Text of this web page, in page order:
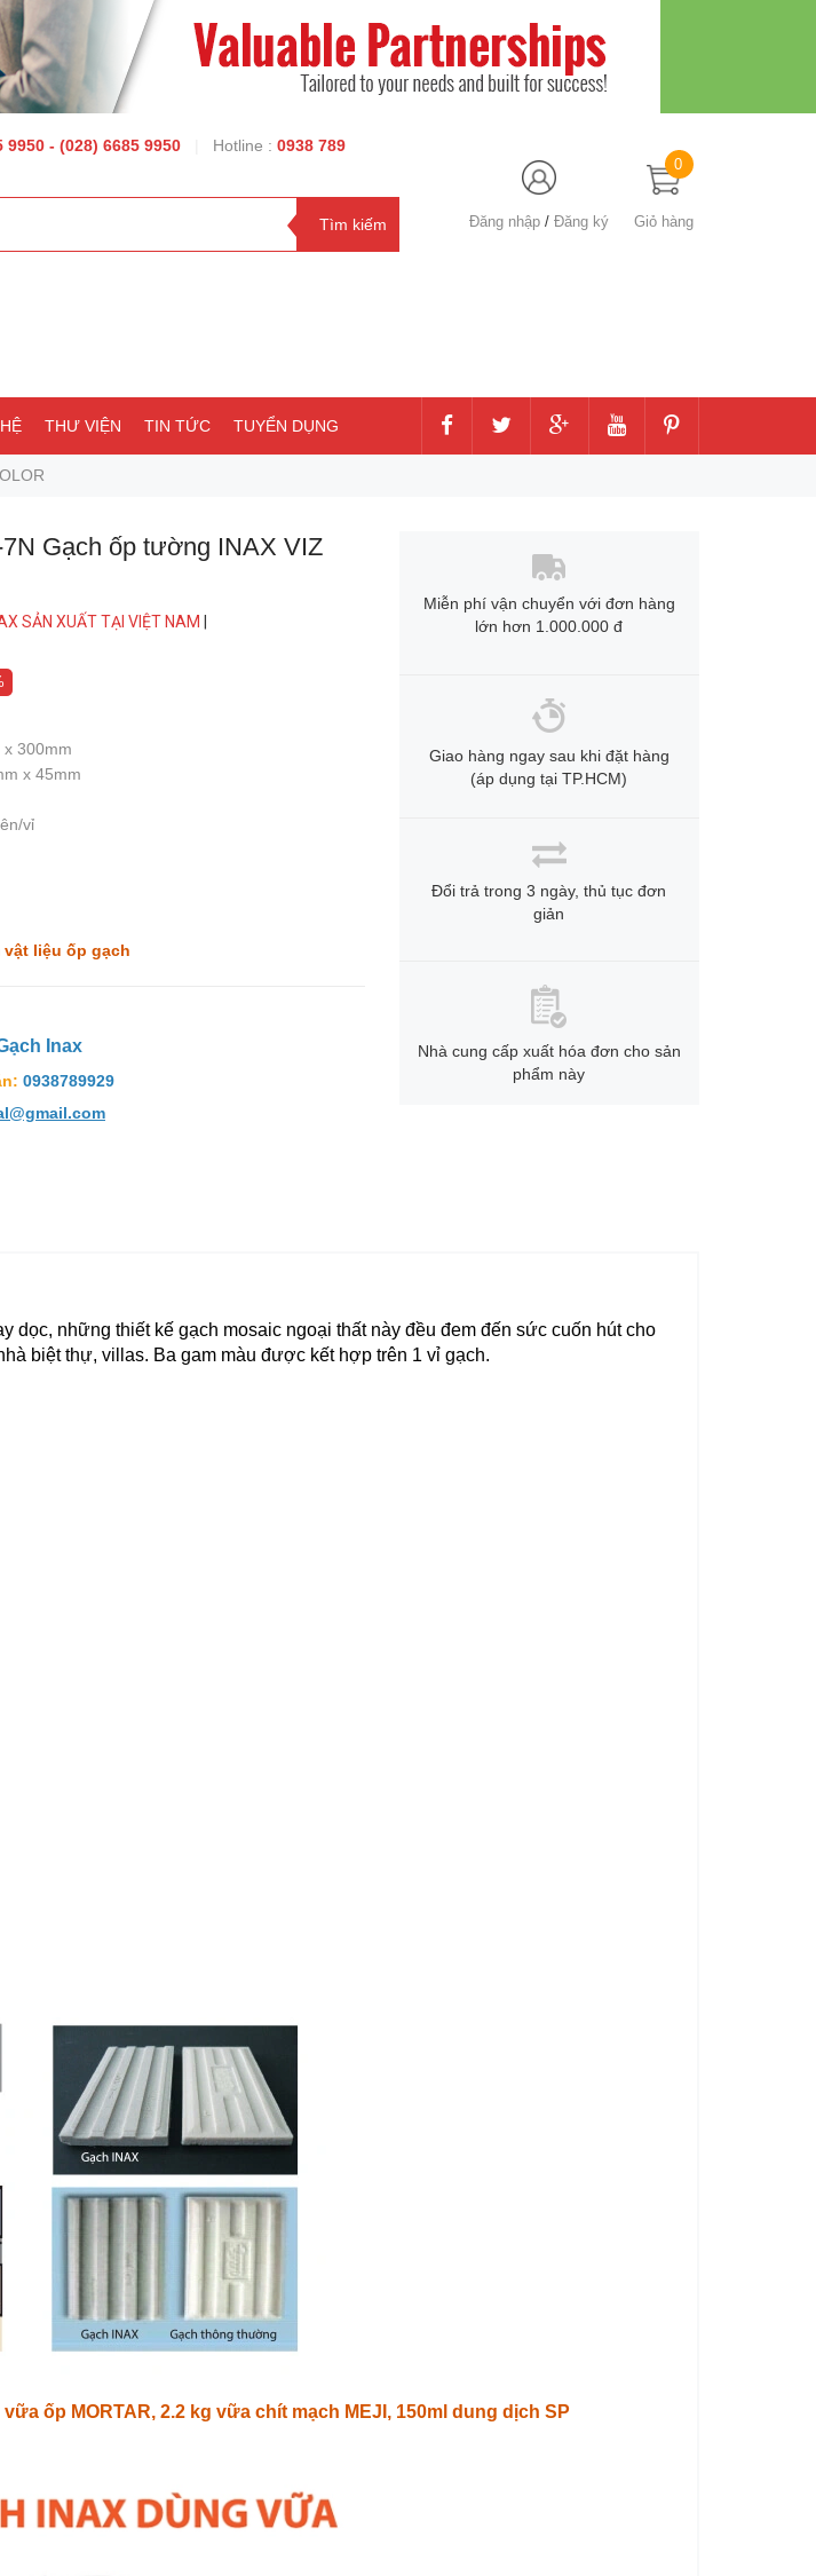
9950 - (028) 6685 9950 Hotline : 0938 789
Đăng nhập / Đăng ký Giỏ hàng
0
THƯ VIỆN TIN TỨC TUYỂN DỤNG
Gạch ốp tường INAX VIZ
SẢN XUẤT TẠI VIỆT NAM
300mm
x 45mm
vỉ
liệu ốp gạch
Inax
0938789929
Miễn phí vận chuyển với đơn hàng
lớn hơn 1.000.000 đ
Giao hàng ngay sau khi đặt hàng
(áp dụng tại TP.HCM)
Đổi trả trong 3 ngày, thủ tục đơn
giản
Nhà cung cấp xuất hóa đơn cho sản
phẩm này
dọc, những thiết kế gạch mosaic ngoại thất này đều đem đến sức cuốn hút cho
biệt thự, villas. Ba gam màu được kết hợp trên 1 vỉ gạch.
ốp MORTAR, 2.2 kg vữa chít mạch MEJI, 150ml dung dịch SP